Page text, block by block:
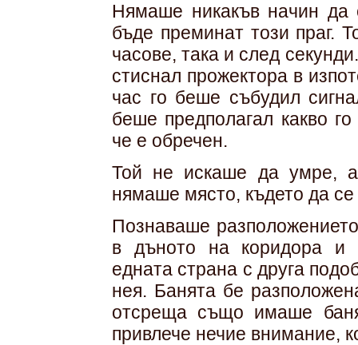
Нямаше никакъв начин да
бъде преминат този праг.
часове, така и след
стиснал прожектора в
час го беше събудил
беше предполагал какво
че е обречен.
Той не искаше да умре,
нямаше място, където да се
Познаваше
в дъното на коридора и
едната страна с друга
нея. Банята бе
отсреща също имаше
привлече нечие внимание,